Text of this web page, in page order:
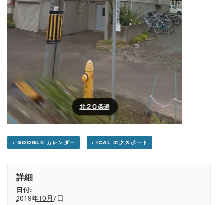
+ GOOGLE カレンダー + ICAL エクスポート
詳細
日付:
2019年10月7日